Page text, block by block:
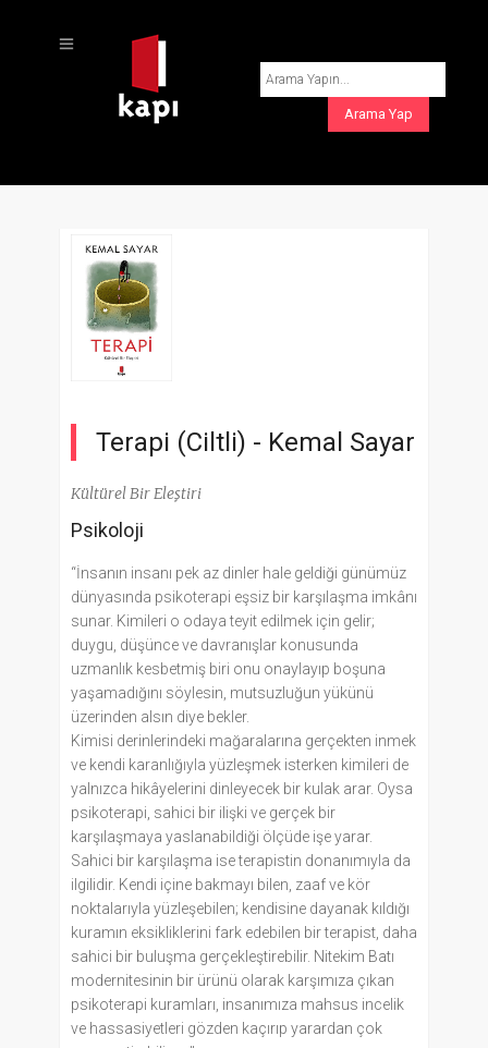
Terapi (Ciltli) - Kemal Sayar
Kültürel Bir Eleştiri
Psikoloji
“İnsanın insanı pek az dinler hale geldiği günümüz
dünyasında psikoterapi eşsiz bir karşılaşma imkânı
sunar. Kimileri o odaya teyit edilmek için gelir;
duygu, düşünce ve davranışlar konusunda
uzmanlık kesbetmiş biri onu onaylayıp boşuna
yaşamadığını söylesin, mutsuzluğun yükünü
üzerinden alsın diye bekler.
Kimisi derinlerindeki mağaralarına gerçekten inmek
ve kendi karanlığıyla yüzleşmek isterken kimileri de
yalnızca hikâyelerini dinleyecek bir kulak arar. Oysa
psikoterapi, sahici bir ilişki ve gerçek bir
karşılaşmaya yaslanabildiği ölçüde işe yarar.
Sahici bir karşılaşma ise terapistin donanımıyla da
ilgilidir. Kendi içine bakmayı bilen, zaaf ve kör
noktalarıyla yüzleşebilen; kendisine dayanak kıldığı
kuramın eksikliklerini fark edebilen bir terapist, daha
sahici bir buluşma gerçekleştirebilir. Nitekim Batı
modernitesinin bir ürünü olarak karşımıza çıkan
psikoterapi kuramları, insanımıza mahsus incelik
ve hassasiyetleri gözden kaçırıp yarardan çok